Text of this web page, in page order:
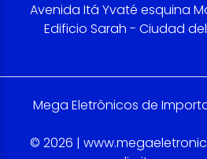
Avenida Itá Yvaté esquina
Edificio Sarah - Ciudad
Mega Eletrônicos de
© 2026 |